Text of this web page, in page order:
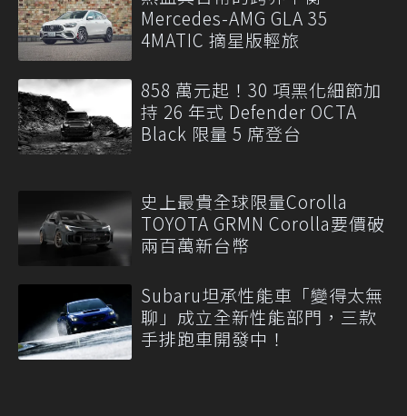
Mercedes-AMG GLA 35
4MATIC 摘星版輕旅
858 萬元起！30 項黑化細節加
持 26 年式 Defender OCTA
Black 限量 5 席登台
史上最貴全球限量Corolla
TOYOTA GRMN Corolla要價破
兩百萬新台幣
Subaru坦承性能車「變得太無
聊」成立全新性能部門，三款
手排跑車開發中！